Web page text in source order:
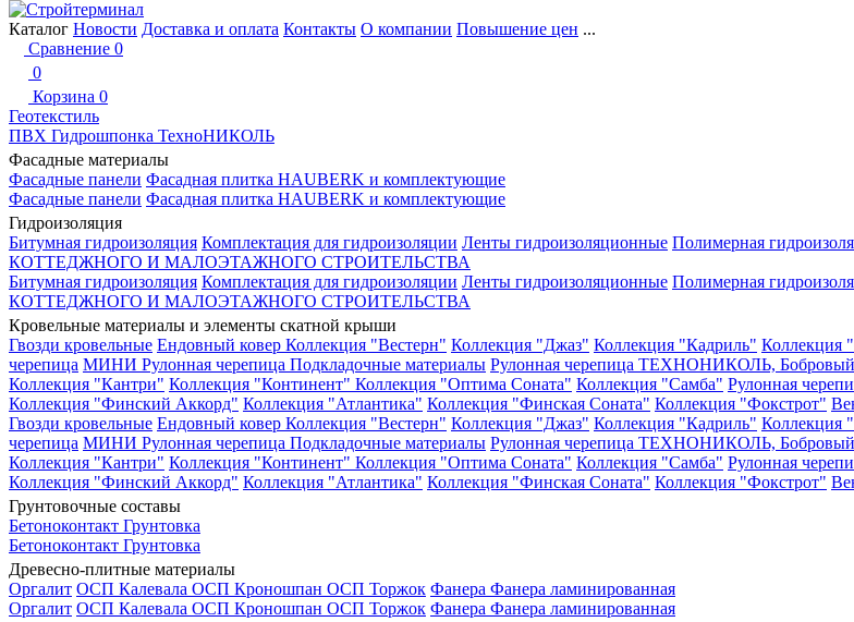
Каталог Новости Доставка и оплата Контакты О компании Повышение цен ...
Сравнение 0
0
Корзина 0
Геотекстиль
ПВХ Гидрошпонка ТехноНИКОЛЬ
Фасадные материалы
Фасадные панели Фасадная плитка HAUBERK и комплектующие
Фасадные панели Фасадная плитка HAUBERK и комплектующие
Гидроизоляция
Битумная гидроизоляция Комплектация для гидроизоляции Ленты гидроизоляционные Полимерная
КОТТЕДЖНОГО И МАЛОЭТАЖНОГО СТРОИТЕЛЬСТВА
Битумная гидроизоляция Комплектация для гидроизоляции Ленты гидроизоляционные Полимерная
КОТТЕДЖНОГО И МАЛОЭТАЖНОГО СТРОИТЕЛЬСТВА
Кровельные материалы и элементы скатной крыши
Гвозди кровельные Ендовный ковер Коллекция "Вестерн" Коллекция "Джаз" Коллекция "Кадриль" Коллекция
черепица МИНИ Рулонная черепица Подкладочные материалы Рулонная черепица ТЕХНОНИКОЛЬ, Бобровый
Коллекция "Кантри" Коллекция "Континент" Коллекция "Оптима Соната" Коллекция "Самба" Рулонная
Коллекция "Финский Аккорд" Коллекция "Атлантика" Коллекция "Финская Соната" Коллекция "Фокстрот"
Гвозди кровельные Ендовный ковер Коллекция "Вестерн" Коллекция "Джаз" Коллекция "Кадриль" Коллекция
черепица МИНИ Рулонная черепица Подкладочные материалы Рулонная черепица ТЕХНОНИКОЛЬ, Бобровый
Коллекция "Кантри" Коллекция "Континент" Коллекция "Оптима Соната" Коллекция "Самба" Рулонная
Коллекция "Финский Аккорд" Коллекция "Атлантика" Коллекция "Финская Соната" Коллекция "Фокстрот"
Грунтовочные составы
Бетоноконтакт Грунтовка
Бетоноконтакт Грунтовка
Древесно-плитные материалы
Оргалит ОСП Калевала ОСП Кроношпан ОСП Торжок Фанера Фанера ламинированная
Оргалит ОСП Калевала ОСП Кроношпан ОСП Торжок Фанера Фанера ламинированная